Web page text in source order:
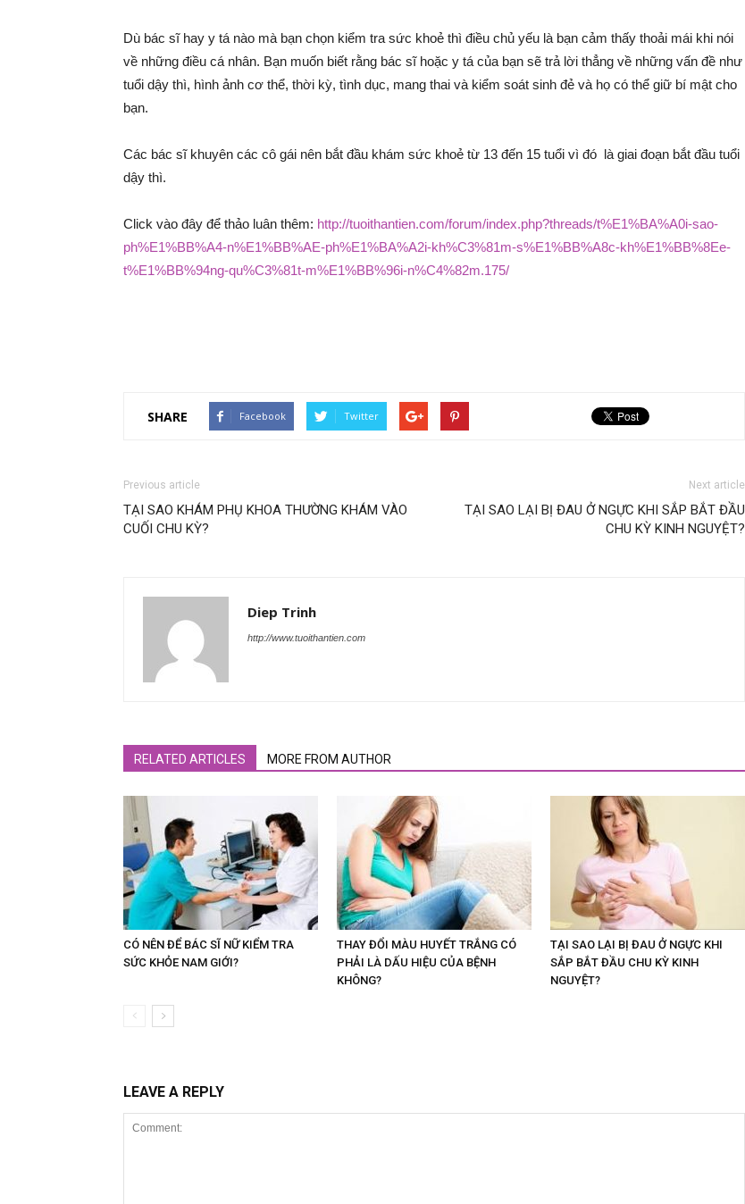
Dù bác sĩ hay y tá nào mà bạn chọn kiểm tra sức khoẻ thì điều chủ yếu là bạn cảm thấy thoải mái khi nói
về những điều cá nhân. Bạn muốn biết rằng bác sĩ hoặc y tá của bạn sẽ trả lời thẳng về những vấn đề như
tuổi dậy thì, hình ảnh cơ thể, thời kỳ, tình dục, mang thai và kiểm soát sinh đẻ và họ có thể giữ bí mật cho
bạn.
Các bác sĩ khuyên các cô gái nên bắt đầu khám sức khoẻ từ 13 đến 15 tuổi vì đó là giai đoạn bắt đầu tuổi
dậy thì.
Click vào đây để thảo luân thêm: http://tuoithantien.com/forum/index.php?threads/t%E1%BA%A0i-sao-
ph%E1%BB%A4-n%E1%BB%AE-ph%E1%BA%A2i-kh%C3%81m-s%E1%BB%A8c-kh%E1%BB%8Ee-
t%E1%BB%94ng-qu%C3%81t-m%E1%BB%96i-n%C4%82m.175/
SHARE Facebook Twitter
Previous article
TẠI SAO KHÁM PHỤ KHOA THƯỜNG KHÁM VÀO
CUỐI CHU KỲ?
Next article
TẠI SAO LẠI BỊ ĐAU Ở NGỰC KHI SẮP BẮT ĐẦU
CHU KỲ KINH NGUYỆT?
Diep Trinh
http://www.tuoithantien.com
RELATED ARTICLES MORE FROM AUTHOR
CÓ NÊN ĐỂ BÁC SĨ NỮ KIỂM TRA
SỨC KHỎE NAM GIỚI?
THAY ĐỔI MÀU HUYẾT TRẮNG CÓ
PHẢI LÀ DẤU HIỆU CỦA BỆNH
KHÔNG?
TẠI SAO LẠI BỊ ĐAU Ở NGỰC KHI
SẮP BẮT ĐẦU CHU KỲ KINH
NGUYỆT?
LEAVE A REPLY